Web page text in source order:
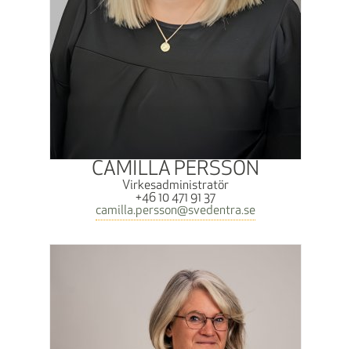
CAMILLA PERSSON
Virkesadministratör
+46 10 471 91 37
camilla.persson@svedentra.se